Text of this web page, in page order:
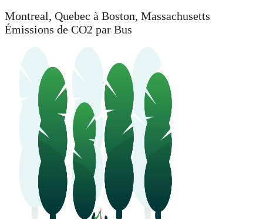
Montreal, Quebec à Boston, Massachusetts
Émissions de CO2 par Bus